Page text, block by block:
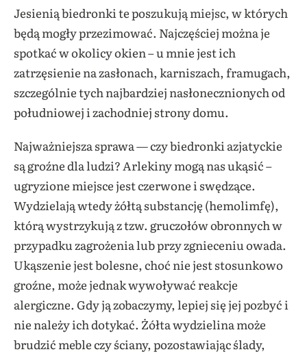
Jesienią biedronki te poszukują miejsc, w których
będą mogły przezimować. Najczęściej można je
spotkać w okolicy okien – u mnie jest ich
zatrzęsienie na zasłonach, karniszach, framugach,
szczególnie tych najbardziej nasłonecznionych od
południowej i zachodniej strony domu.
Najważniejsza sprawa — czy biedronki azjatyckie
są groźne dla ludzi? Arlekiny mogą nas ukąsić –
ugryzione miejsce jest czerwone i swędzące.
Wydzielają wtedy żółtą substancję (hemolimfę),
którą wystrzykują z tzw. gruczołów obronnych w
przypadku zagrożenia lub przy zgnieceniu owada.
Ukąszenie jest bolesne, choć nie jest stosunkowo
groźne, może jednak wywoływać reakcje
alergiczne. Gdy ją zobaczymy, lepiej się jej pozbyć i
nie należy ich dotykać. Żółta wydzielina może
brudzić meble czy ściany, pozostawiając ślady,